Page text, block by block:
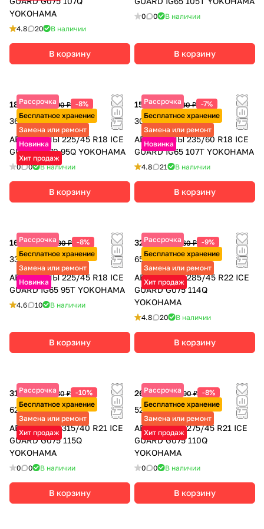
YOKOHAMA
4.8 20 В наличии
В корзину
0 0 В наличии
В корзину
Рассрочка
Бесплатное хранение
Замена или ремонт
Новинка
Хит продаж
18 205 ₽19 790 ₽ -8%
36 410 ₽ за 2 шт.
АВТОШИНЫ 225/45 R18 ICE
GUARD IG70 95Q YOKOHAMA
0 0 В наличии
В корзину
Рассрочка
Бесплатное хранение
Замена или ремонт
Новинка
15 280 ₽16 430 ₽ -7%
30 560 ₽ за 2 шт.
АВТОШИНЫ 235/60 R18 ICE
GUARD IG65 107T YOKOHAMA
4.8 21 В наличии
В корзину
Рассрочка
Бесплатное хранение
Замена или ремонт
Новинка
16 680 ₽18 130 ₽ -8%
33 360 ₽ за 2 шт.
АВТОШИНЫ 225/45 R18 ICE
GUARD IG65 95T YOKOHAMA
4.6 10 В наличии
В корзину
Рассрочка
Бесплатное хранение
Замена или ремонт
Хит продаж
32 905 ₽36 160 ₽ -9%
65 810 ₽ за 2 шт.
АВТОШИНЫ 285/45 R22 ICE
GUARD G075 114Q
YOKOHAMA
4.8 20 В наличии
В корзину
Рассрочка
Бесплатное хранение
Замена или ремонт
Хит продаж
31 075 ₽34 530 ₽ -10%
62 150 ₽ за 2 шт.
АВТОШИНЫ 315/40 R21 ICE
GUARD G075 115Q
YOKOHAMA
0 0 В наличии
В корзину
Рассрочка
Бесплатное хранение
Замена или ремонт
Хит продаж
26 395 ₽28 690 ₽ -8%
52 790 ₽ за 2 шт.
АВТОШИНЫ 275/45 R21 ICE
GUARD G075 110Q
YOKOHAMA
0 0 В наличии
В корзину